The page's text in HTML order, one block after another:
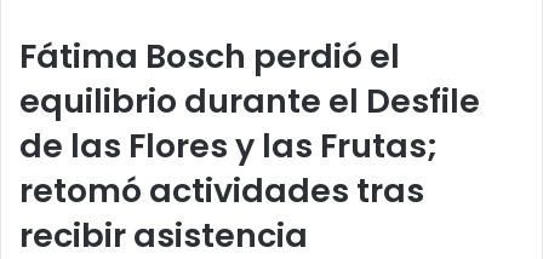
Fátima Bosch perdió el
equilibrio durante el Desfile
de las Flores y las Frutas;
retomó actividades tras
recibir asistencia